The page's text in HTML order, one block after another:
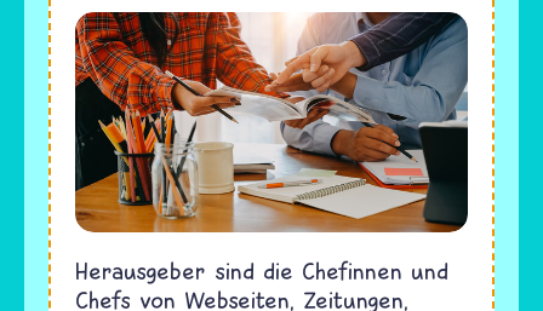
Herausgeber sind die Chefinnen und
Chefs von Webseiten, Zeitungen,